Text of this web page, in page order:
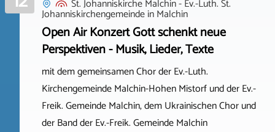
St. Johanniskirche Malchin - Ev.-Luth. St.
JohanniskirchengemeindeinMalchin
Open Air Konzert Gott schenkt neue
Perspektiven - Musik, Lieder, Texte
mit dem gemeinsamen Chor der Ev.-Luth.
Kirchengemeinde Malchin-Hohen Mistorf und der Ev.-
Freik. Gemeinde Malchin, dem Ukrainischen Chor und
der Band der Ev.-Freik. Gemeinde Malchin